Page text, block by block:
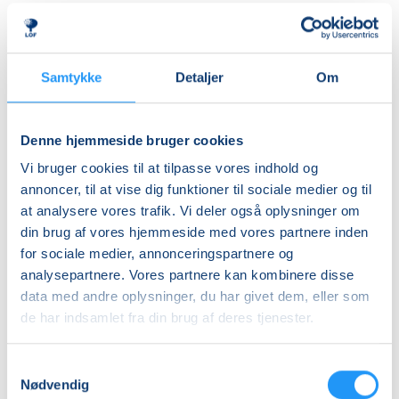
Samtykke Detaljer Om
Denne hjemmeside bruger cookies
Vi bruger cookies til at tilpasse vores indhold og
annoncer, til at vise dig funktioner til sociale medier og til
at analysere vores trafik. Vi deler også oplysninger om
din brug af vores hjemmeside med vores partnere inden
for sociale medier, annonceringspartnere og
analysepartnere. Vores partnere kan kombinere disse
data med andre oplysninger, du har givet dem, eller som
de har indsamlet fra din brug af deres tjenester.
Nødvendig
ALDERSINDDELINGEN ER VEJLEDENDE
Børn er forskellige og udvikler sig i forskellige tempi,
virker utryg ved vand, er det en god idé at tænke lidt
motorisk langt fremme, frisk på nye udfordringer og
måske endda allerede vandtilvænnet, kan det være
en god idé at tænke lidt opad i fht. aldersrammen.
Holdene er små, så der er god mulighed for at tage
individuelle hensyn undervejs.
BEMÆRK
Tilmeldingen gælder en voksen med et barn og det er
kun den voksne, der skal tilmeldes.
Ledig-KBH
Ledig-FRB
DKK 929,00
DKK 911,00
Studerende-FRB
DKK 929,00
Unge (18-25 år)-KBH
DKK 911,00
Info
903120